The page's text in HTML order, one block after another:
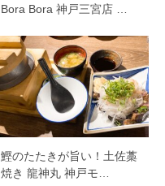
Bora Bora 神戸三宮店 …
鰹のたたきが旨い！土佐藁
焼き 龍神丸 神戸モ…